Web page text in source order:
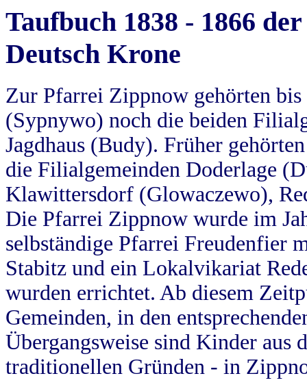
Taufbuch 1838 - 1866
Deutsch Krone
Zur Pfarrei Zippnow gehörten
(Sypnywo) noch die beiden
Jagdhaus (Budy). Früher
die Filialgemeinden Doderlage
Klawittersdorf (Glowaczewo),
Die Pfarrei Zippnow wurde im
selbständige Pfarrei Freudenfier
Stabitz und ein Lokalvikariat
wurden errichtet. Ab diesem
Gemeinden, in den
Übergangsweise sind Kinder aus
traditionellen Gründen - in